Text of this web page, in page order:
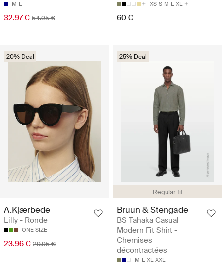
M L
32.97 € 54.95 €
XS S M L XL
60 €
20% Deal
A.Kjærbede
Lilly - Ronde
ONE SIZE
23.96 € 29.95 €
Regular fit
25% Deal
Bruun & Stengade
BS Tahaka Casual
Modern Fit Shirt -
Chemises
décontractées
M L XL XXL